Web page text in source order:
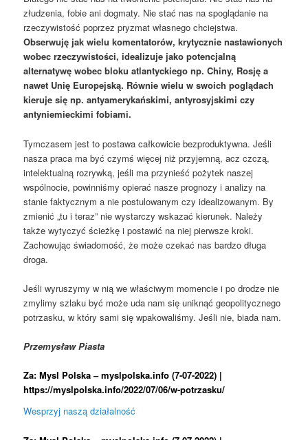
złudzenia, fobie ani dogmaty. Nie stać nas na spoglądanie na
rzeczywistość poprzez pryzmat własnego chciejstwa.
Obserwuję jak wielu komentatorów, krytycznie nastawionych
wobec rzeczywistości, idealizuje jako potencjalną
alternatywę wobec bloku atlantyckiego np. Chiny, Rosję a
nawet Unię Europejską. Równie wielu w swoich poglądach
kieruje się np. antyamerykańskimi, antyrosyjskimi czy
antyniemieckimi fobiami.
Tymczasem jest to postawa całkowicie bezproduktywna. Jeśli
nasza praca ma być czymś więcej niż przyjemną, acz czczą,
intelektualną rozrywką, jeśli ma przynieść pożytek naszej
wspólnocie, powinniśmy opierać nasze prognozy i analizy na
stanie faktycznym a nie postulowanym czy idealizowanym. By
zmienić „tu i teraz” nie wystarczy wskazać kierunek. Należy
także wytyczyć ścieżkę i postawić na niej pierwsze kroki.
Zachowując świadomość, że może czekać nas bardzo długa
droga.
Jeśli wyruszymy w nią we właściwym momencie i po drodze nie
zmylimy szlaku być może uda nam się uniknąć geopolitycznego
potrzasku, w który sami się wpakowaliśmy. Jeśli nie, biada nam.
Przemysław Piasta
Za: Mysl Polska – myslpolska.info (7-07-2022) |
https://myslpolska.info/2022/07/06/w-potrzasku/
Wesprzyj naszą działalność